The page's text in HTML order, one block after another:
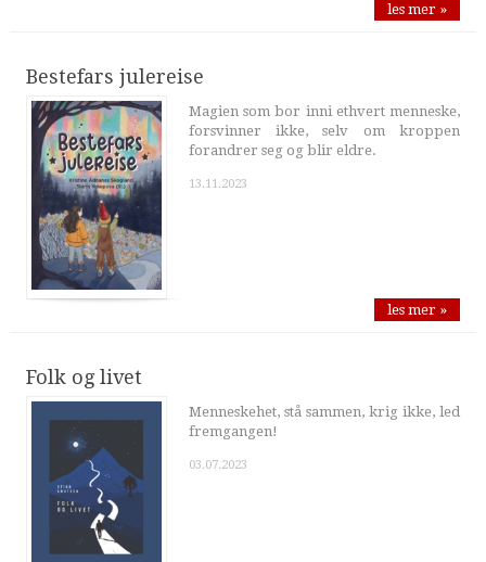
les mer »
Bestefars julereise
Magien som bor inni ethvert menneske,
forsvinner ikke, selv om kroppen
forandrer seg og blir eldre.
13.11.2023
les mer »
Folk og livet
Menneskehet, stå sammen, krig ikke, led
fremgangen!
03.07.2023